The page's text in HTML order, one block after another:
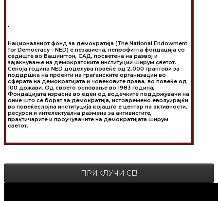
Националниот фонд за демократија (The National Endowment
for Democracy – NED) е независна, непрофитна фондација со
седиште во Вашингтон, САД, посветена на развој и
зајакнување на демократските институции ширум светот.
Секоја година NED доделува повеќе од 2.000 грантови за
поддршка на проекти на граѓанските организации во
сферата на демократијата и човековите права, во повеќе од
100 држави. Од своето основање во 1983 година,
Фондацијата израсна во еден од водечките поддржувачи на
оние што се борат за демократија, истовремено еволуирајќи
во повеќеслојна институција којашто е центар на активности,
ресурси и интелектуална размена за активистите,
практичарите и проучувачите на демократијата ширум
светот.
ПРИКЛУЧИ СЕ!